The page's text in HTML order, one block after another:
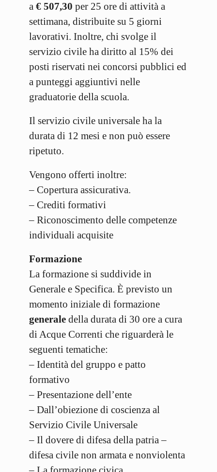
a € 507,30 per 25 ore di attività a
settimana, distribuite su 5 giorni
lavorativi. Inoltre, chi svolge il
servizio civile ha diritto al 15% dei
posti riservati nei concorsi pubblici ed
a punteggi aggiuntivi nelle
graduatorie della scuola.
Il servizio civile universale ha la
durata di 12 mesi e non può essere
ripetuto.
Vengono offerti inoltre:
– Copertura assicurativa.
– Crediti formativi
– Riconoscimento delle competenze
individuali acquisite
Formazione
La formazione si suddivide in
Generale e Specifica. È previsto un
momento iniziale di formazione
generale della durata di 30 ore a cura
di Acque Correnti che riguarderà le
seguenti tematiche:
– Identità del gruppo e patto
formativo
– Presentazione dell’ente
– Dall’obiezione di coscienza al
Servizio Civile Universale
– Il dovere di difesa della patria –
difesa civile non armata e nonviolenta